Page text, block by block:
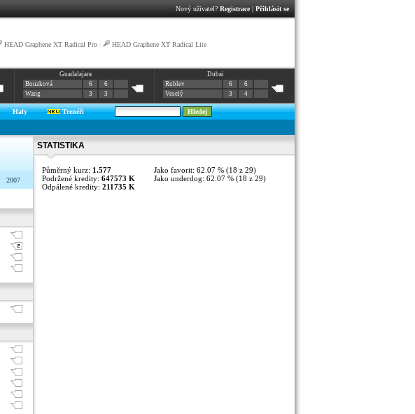
Nový uživatel? Registrace| Přihlásit se
HEAD Graphene XT Radical Pro HEAD Graphene XT Radical Lite
Guadalajara
Bouzková
6
6
Wang
3 3
Dubai
Rublev
6
6
Veselý
3 4
Haly
Trenéři
2007
STATISTIKA
Půměrný kurz: 1.577
Podržené kredity: 647573 K
Odpálené kredity: 211735 K
Jako favorit: 62.07 % (18 z 29)
Jako underdog: 62.07 % (18 z 29)